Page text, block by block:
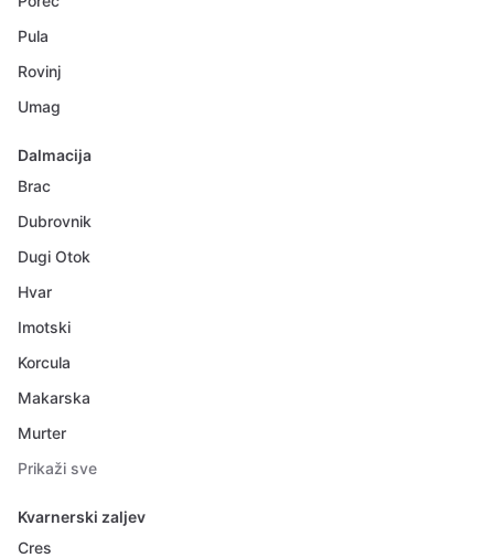
Pula
Rovinj
Umag
Dalmacija
Brac
Dubrovnik
Dugi Otok
Hvar
Imotski
Korcula
Makarska
Murter
Prikaži sve
Kvarnerski zaljev
Cres